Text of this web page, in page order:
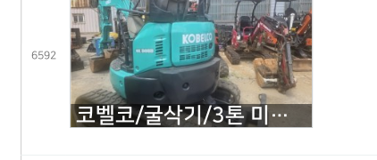
6592
코벨코/굴삭기/3톤 미니굴삭기/SK30SR 코끼리/2018년식